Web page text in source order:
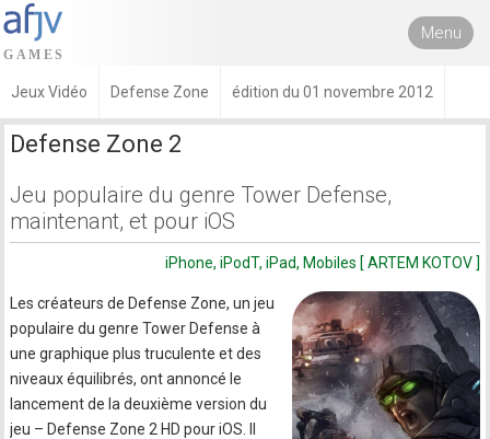
Menu
Jeux Vidéo Defense Zone édition du 01 novembre 2012
Defense Zone 2
Jeu populaire du genre Tower Defense,
maintenant, et pour iOS
iPhone, iPodT, iPad, Mobiles [ ARTEM KOTOV ]
Les créateurs de Defense Zone, un jeu
populaire du genre Tower Defense à
une graphique plus truculente et des
niveaux équilibrés, ont annoncé le
lancement de la deuxième version du
jeu – Defense Zone 2 HD pour iOS. Il